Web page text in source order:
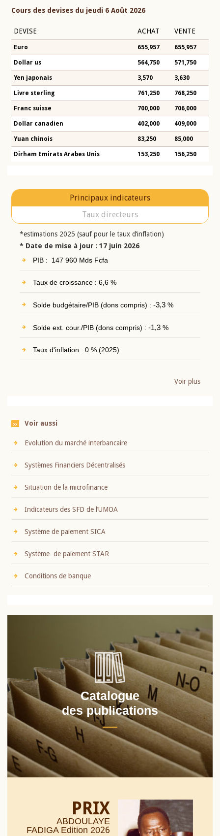
Cours des devises du jeudi 6 Août 2026
DEVISE ACHAT VENTE
Euro 655,957 655,957
Dollar us 564,750 571,750
Yen japonais 3,570 3,630
Livre sterling 761,250 768,250
Franc suisse 700,000 706,000
Dollar canadien 402,000 409,000
Yuan chinois 83,250 85,000
Dirham Emirats Arabes Unis 153,250 156,250
Principaux indicateurs
Taux directeurs
*estimations 2025 (sauf pour le taux d’inflation)
* Date de mise à jour : 17 juin 2026
PIB : 147 960 Mds Fcfa
Taux de croissance : 6,6 %
Solde budgétaire/PIB (dons compris) : -3,3%
Solde ext. cour./PIB (dons compris) : -1,3%
Taux d'inflation : 0 % (2025)
Voir plus
Voir aussi
Evolution du marché interbancaire
Systèmes Financiers Décentralisés
Situation de la microfinance
Indicateurs des SFD de l’UMOA
Système de paiement SICA
Système de paiement STAR
Conditions de banque
Catalogue
des publications
PRIX
ABDOULAYE
FADIGA Edition 2026